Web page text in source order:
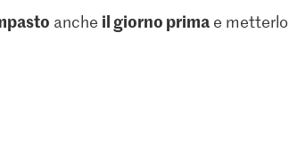
anche il giorno primae metterlo